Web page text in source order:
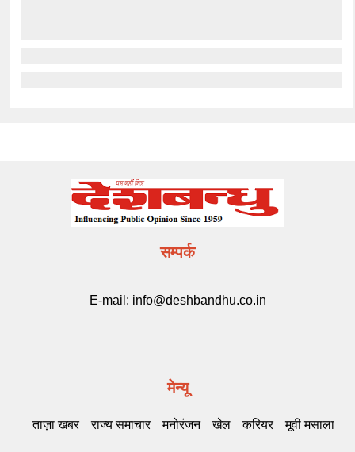
सम्पर्क
E-mail: info@deshbandhu.co.in
मेन्यू
ताज़ा खबर राज्य समाचार मनोरंजन खेल करियर मूवी मसाला